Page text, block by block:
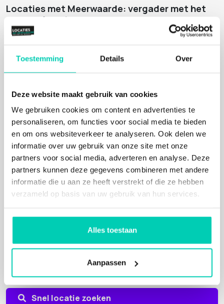
Toestemming Details Over
Deze website maakt gebruik van cookies
We gebruiken cookies om content en advertenties te
personaliseren, om functies voor social media te bieden
en om ons websiteverkeer te analyseren. Ook delen we
informatie over uw gebruik van onze site met onze
partners voor social media, adverteren en analyse. Deze
partners kunnen deze gegevens combineren met andere
informatie die u aan ze heeft verstrekt of die ze hebben
verzameld op basis van uw gebruik van hun services.
Alles toestaan
Aanpassen
Snel locatie zoeken
Locaties met Meerwaarde: vergader met het
oog op de natuur
Bij ons boek je eenvoudig en snel vergaderlocaties in het
ben je bij ons verzekerd van de volgende extra’s:
Kwaliteit van dienstverlening, sfeer en een bijzondere
Je betaalt niet meer dan wanneer je direct bij de
locatie boekt.​
Unieke sfeer door de meerwaarde voor natuur
Met elke aanvraag worden goede doelen gesteund.
Een bijzondere locatie die maatschappelijk
verantwoord onderneemt.
Meer weten over vergaderlocaties in het bos?
Heb je een paar leuke vergaderlocaties in het
paarse button, dan word je doorgestuurd naar ons
contactformulier. Hier vraag je eenvoudig een offerte aan
rechtstreeks in verbinding met de vergaderlocatie, die
vaak dezelfde dag nog contact met je opneemt.